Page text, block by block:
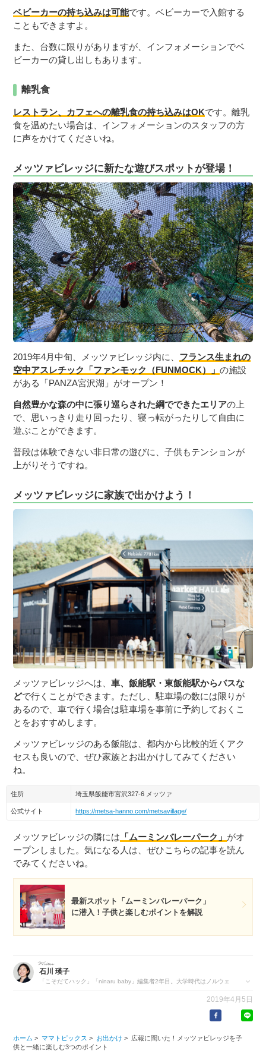
ベビーカーの持ち込みは可能です。ベビーカーで入館する
こともできますよ。
また、台数に限りがありますが、インフォメーションでベ
ビーカーの貸し出しもあります。
離乳食
レストラン、カフェへの離乳食の持ち込みはOKです。離乳
食を温めたい場合は、インフォメーションのスタッフの方
に声をかけてくださいね。
メッツァビレッジに新たな遊びスポットが登場！
2019年4月中旬、メッツァビレッジ内に、 フランス生まれの
空中アスレチック「ファンモック（FUNMOCK）」の施設
がある「PANZA宮沢湖」がオープン！
自然豊かな森の中に張り巡らされた綱でできたエリアの上
で、思いっきり走り回ったり、寝っ転がったりして自由に
遊ぶことができます。
普段は体験できない非日常の遊びに、子供もテンションが
上がりそうですね。
メッツァビレッジに家族で出かけよう！
メッツァビレッジへは、車、飯能駅・東飯能駅からバスな
どで行くことができます。ただし、駐車場の数には限りが
あるので、車で行く場合は駐車場を事前に予約しておくこ
とをおすすめします。
メッツァビレッジのある飯能は、都内から比較的近くアク
セスも良いので、ぜひ家族とお出かけしてみてください
ね。
住所 埼玉県飯能市宮沢327-6 メッツァ
公式サイト https://metsa-hanno.com/metsavillage/
メッツァビレッジの隣には 「ムーミンバレーパーク」 がオ
ープンしました。気になる人は、ぜひこちらの記事を読ん
でみてくださいね。
最新スポット「ムーミンバレーパーク」
に潜入！子供と楽しむポイントを解説
石川 瑛子
「こそだてハック」「ninaru baby」編集者2年目。大学時代はノルウェ
ました。趣味は写真を撮ること。旅行先には欠かさず一眼レフを持って2019年4月5日
ホーム > ママトピックス > お出かけ > 広報に聞いた！メッツァビレッジを子
供と一緒に楽しむ3つのポイント